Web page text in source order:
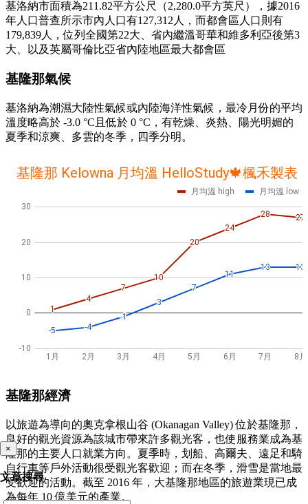
基洛納市面積為211.82平方公尺（2,280.0平方英尺），據2016
年人口普查所示市內人口有127,312人，而都會區人口則有
179,839人，位列全國第22大、省內繼溫哥華和維多利亞後第3
大、以及英屬哥倫比亞省內陸地區最大都會區
基隆那氣候
基洛納為潮濕大陸性氣候或內陸海洋性氣候，最冷月份的平均
溫度略高於 -3.0 °C且低於 0 °C，有乾燥、炎熱、陽光明媚的
夏季和涼爽、多雲的冬季，四季分明。
基隆那經濟
以旅遊為導向的奧克拿根山谷 (Okanagan Valley) 位於基隆那，
良好的觀光資源為該城市帶來許多觀光客，也使服務業成為基
隆那的主要人口就業方向。夏季時，划船、高爾夫、遠足和騎
自行車等戶外活動很受觀光客歡迎；而在冬季，滑雪是當地最
受歡迎的活動。截至 2016 年，大基隆那地區的旅遊業現已成
為每年 10 億美元的產業。
×
文章搜尋